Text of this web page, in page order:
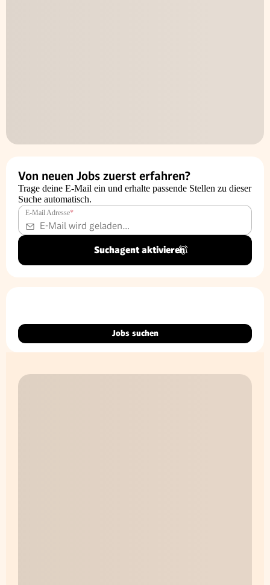
Von neuen Jobs zuerst erfahren?
Trage deine E-Mail ein und erhalte passende Stellen zu dieser
Suche automatisch.
E-Mail Adresse*
Suchagent aktivieren
Jobs suchen